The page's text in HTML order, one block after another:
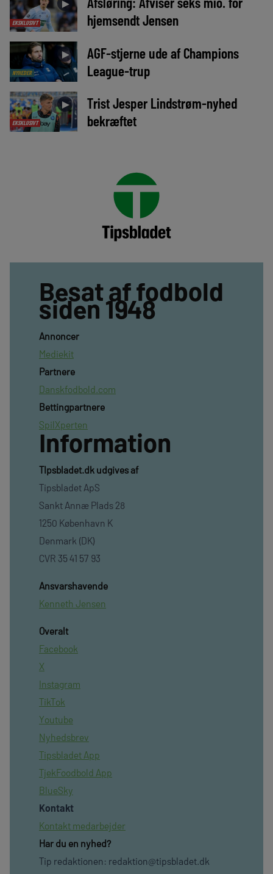
EKSKLUSIVT
►
hjemsendt Jensen
NYHEDER
►
AGF-stjerne ude af Champions
League-trup
EKSKLUSIVT
►
Trist Jesper Lindstrøm-nyhed
bekræftet
Besat af fodbold
siden 1948
Annoncer
Mediekit
Partnere
Danskfodbold.com
Bettingpartnere
SpilXperten
Information
TIpsbladet.dk udgives af
Tipsbladet ApS
Sankt Annæ Plads 28
1250 København K
Denmark (DK)
CVR 35 41 57 93
Ansvarshavende
Kenneth Jensen
Overalt
Facebook
X
Instagram
TikTok
Youtube
Nyhedsbrev
Tipsbladet App
TjekFoodbold App
BlueSky
Kontakt
Kontakt medarbejder
Har du en nyhed?
Tip redaktionen: redaktion@tipsbladet.dk